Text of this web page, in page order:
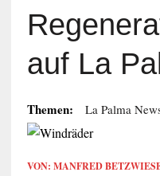
auf La
Themen: La Palma
VON: MANFRED